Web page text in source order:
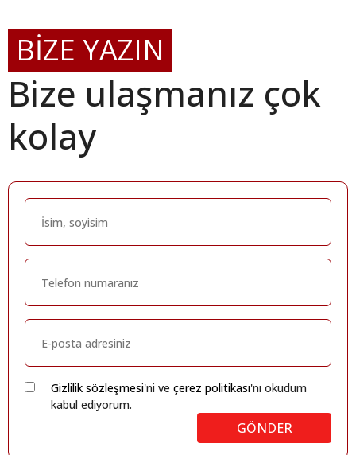
BİZE YAZIN
Bize ulaşmanız çok
kolay
Gizlilik sözleşmesi'ni ve çerez politikası'nı okudum
kabul ediyorum.
GÖNDER